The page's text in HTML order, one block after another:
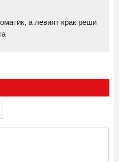
а левият крак реши